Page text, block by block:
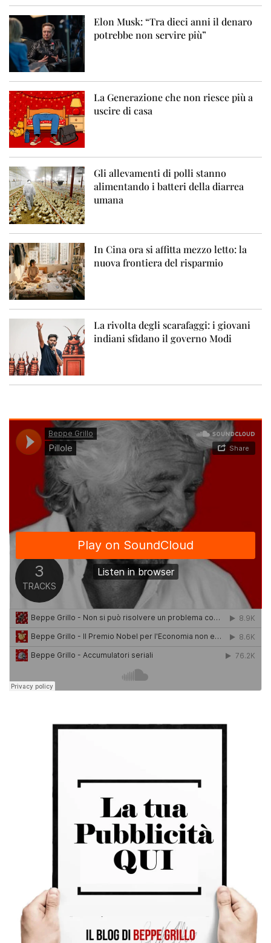
Elon Musk: “Tra dieci anni il denaro
potrebbe non servire più”
La Generazione che non riesce più a
uscire di casa
Gli allevamenti di polli stanno
alimentando i batteri della diarrea
umana
In Cina ora si affitta mezzo letto: la
nuova frontiera del risparmio
La rivolta degli scarafaggi: i giovani
indiani sfidano il governo Modi